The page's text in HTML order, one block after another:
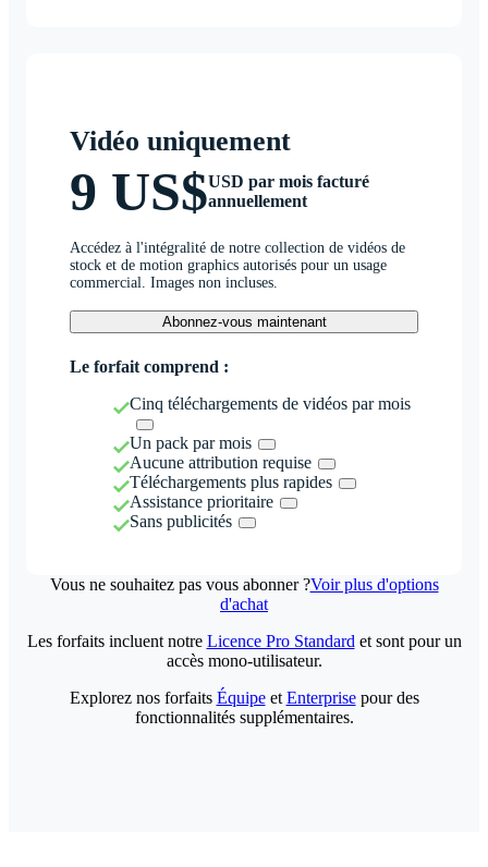
Vidéo uniquement
9 US$USD par mois facturé
annuellement
Accédez à l'intégralité de notre collection de vidéos de
stock et de motion graphics autorisés pour un usage
commercial. Images non incluses.
Abonnez-vous maintenant
Le forfait comprend :
Cinq téléchargements de vidéos par mois
Un pack par mois
Aucune attribution requise
Téléchargements plus rapides
Assistance prioritaire
Sans publicités
Vous ne souhaitez pas vous abonner ?Voir plus d'options
d'achat
Les forfaits incluent notre Licence Pro Standard et sont pour un
accès mono-utilisateur.
Explorez nos forfaits Équipeet Enterprisepour des
fonctionnalités supplémentaires.